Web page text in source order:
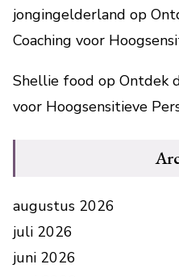
jongingelderland op
Coaching voor
Shellie food op Ontdek
voor Hoogsensitieve
augustus 2026
juli 2026
juni 2026